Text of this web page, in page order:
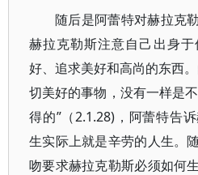
随后是阿蕾特对赫拉
赫拉克勒斯注意自己出身
好、追求美好和高尚的东西
切美好的事物，没有一样是
得的”（2.1.28)，阿蕾特告
生实际上就是辛劳的人生。
吻要求赫拉克勒斯必须如何